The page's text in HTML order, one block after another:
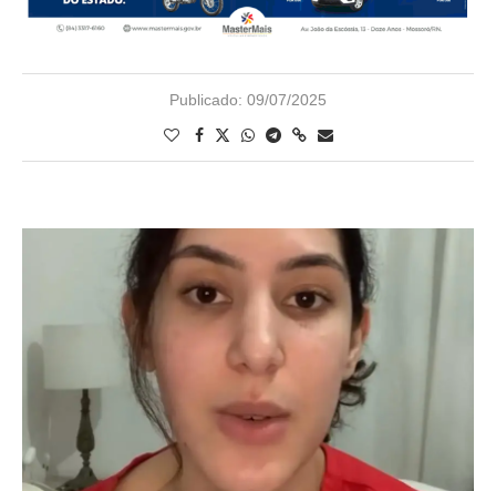
Publicado: 09/07/2025